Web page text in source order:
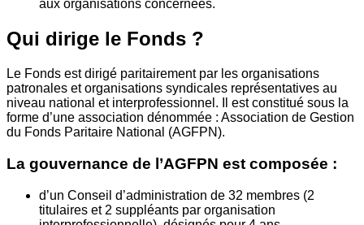
aux organisations concernées.
Qui dirige le Fonds ?
Le Fonds est dirigé paritairement par les organisations
patronales et organisations syndicales représentatives au
niveau national et interprofessionnel. Il est constitué sous la
forme d’une association dénommée : Association de Gestion
du Fonds Paritaire National (AGFPN).
La gouvernance de l’AGFPN est composée :
d’un Conseil d’administration de 32 membres (2
titulaires et 2 suppléants par organisation